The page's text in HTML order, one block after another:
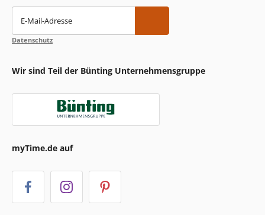
E-Mail-Adresse
Datenschutz
Wir sind Teil der Bünting Unternehmensgruppe
myTime.de auf